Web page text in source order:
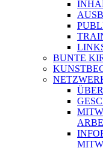
BUNTE